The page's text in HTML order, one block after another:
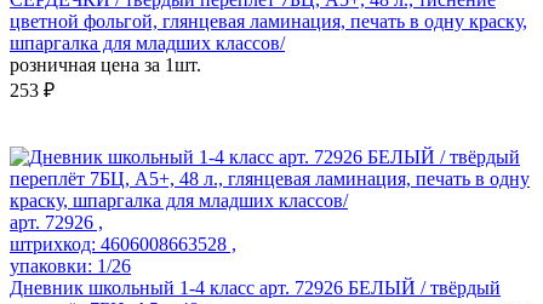
цветной фольгой, глянцевая ламинация, печать в одну краску,
шпаргалка для младших классов/
розничная цена за 1шт.
253 ₽
арт. 72926 ,
штрихкод: 4606008663528 ,
упаковки: 1/26
Дневник школьный 1-4 класс арт. 72926 БЕЛЫЙ / твёрдый